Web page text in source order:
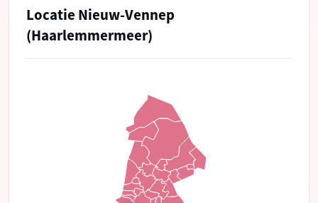
Locatie Nieuw-Vennep
(Haarlemmermeer)